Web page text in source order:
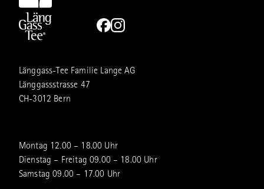
Länggass-Tee Familie Lange AG
Länggassstrasse 47
CH-3012 Bern
Montag 12.00 – 18.00 Uhr
Dienstag – Freitag 09.00 – 18.00 Uhr
Samstag 09.00 – 17.00 Uhr